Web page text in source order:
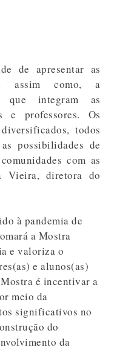
de apresentar as
assim como, a
que integram as
e professores. Os
todos
possibilidades de
com as
Vieira, diretora do
à pandemia de
a Mostra
e valoriza o
e alunos(as)
é incentivar a
meio da
significativos no
do
da